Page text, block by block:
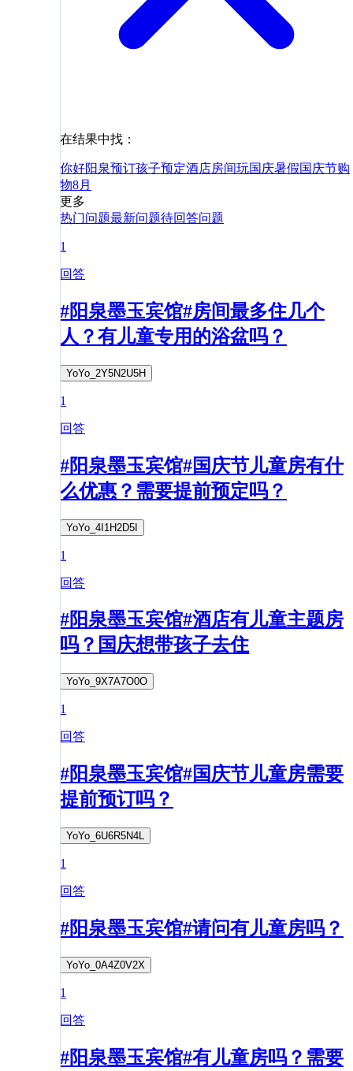
在结果中找：
你好阳泉预订孩子预定酒店房间玩国庆暑假国庆节购
物8月
更多
热门问题最新问题待回答问题
1
回答
#阳泉墨玉宾馆#房间最多住几个
人？有儿童专用的浴盆吗？
YoYo_2Y5N2U5H
1
回答
#阳泉墨玉宾馆#国庆节儿童房有什
么优惠？需要提前预定吗？
YoYo_4I1H2D5I
1
回答
#阳泉墨玉宾馆#酒店有儿童主题房
吗？国庆想带孩子去住
YoYo_9X7A7O0O
1
回答
#阳泉墨玉宾馆#国庆节儿童房需要
提前预订吗？
YoYo_6U6R5N4L
1
回答
#阳泉墨玉宾馆#请问有儿童房吗？
YoYo_0A4Z0V2X
1
回答
#阳泉墨玉宾馆#有儿童房吗？需要